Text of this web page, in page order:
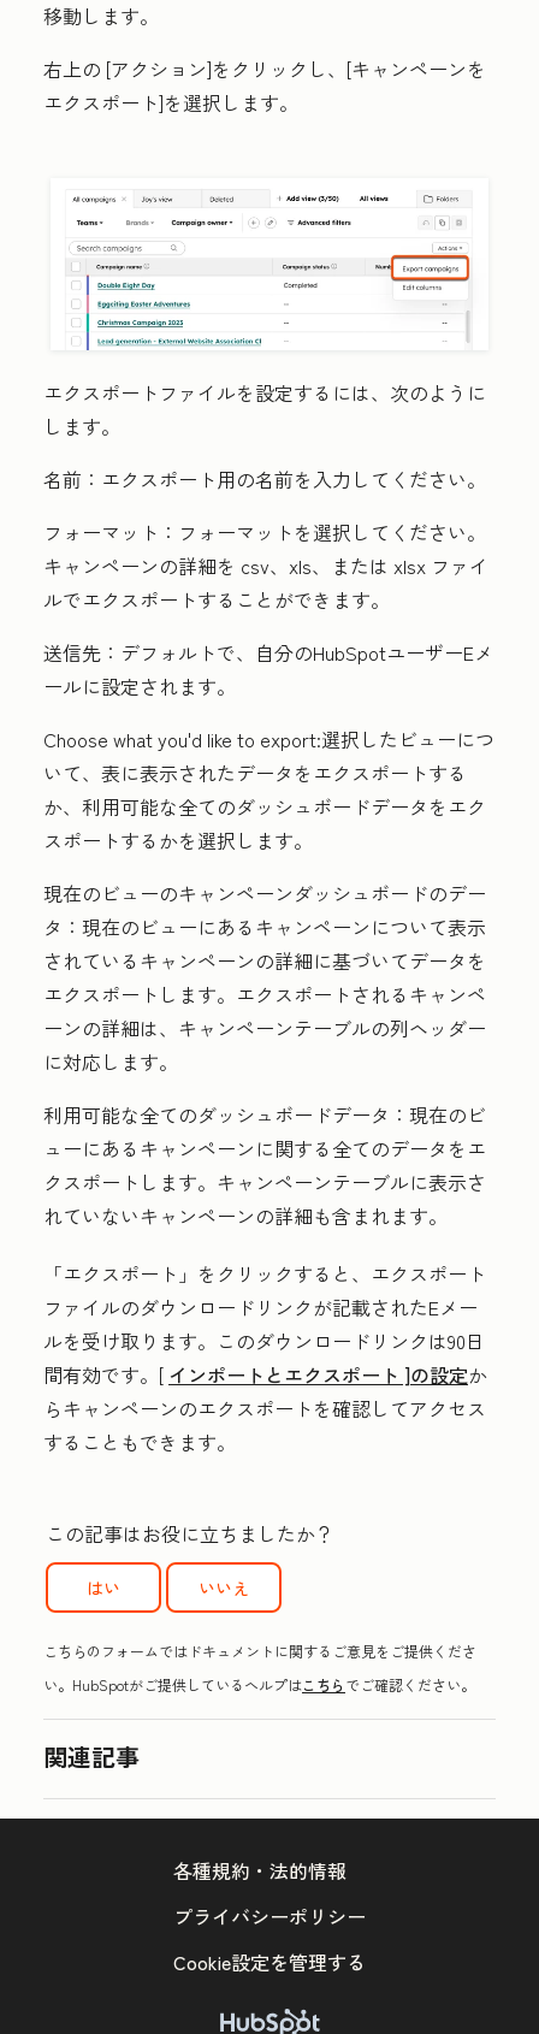
移動します。
右上の [アクション]をクリックし、[キャンペーンを
エクスポート]を選択します。
エクスポートファイルを設定するには、次のように
します。
名前： エクスポート用の名前を入力してください。
フォーマット： フォーマットを選択してください。
キャンペーンの詳細を csv、xls、または xlsx ファイ
ルでエクスポートすることができます。
送信先： デフォルトで、自分のHubSpotユーザーEメ
ールに設定されます。
Choose what you'd like to export:選択したビューにつ
いて、表に表示されたデータをエクスポートする
か、利用可能な全てのダッシュボードデータをエク
スポートするかを選択します。
現在のビューのキャンペーンダッシュボードのデー
タ： 現在のビューにあるキャンペーンについて表示
されているキャンペーンの詳細に基づいてデータを
エクスポートします。エクスポートされるキャンペ
ーンの詳細は、キャンペーンテーブルの列ヘッダー
に対応します。
利用可能な全てのダッシュボードデータ： 現在のビ
ューにあるキャンペーンに関する全てのデータをエ
クスポートします。キャンペーンテーブルに表示さ
れていないキャンペーンの詳細も含まれます。
「エクスポート」 をクリックすると、エクスポート
ファイルのダウンロードリンクが記載されたEメー
ルを受け取ります。このダウンロードリンクは90日
間有効です。[ インポートとエクスポート ]の設定か
らキャンペーンのエクスポートを確認してアクセス
することもできます。
この記事はお役に立ちましたか？
はい いいえ
こちらのフォームではドキュメントに関するご意見をご提供くださ
い。HubSpotがご提供しているヘルプはこちらでご確認ください。
関連記事
各種規約・法的情報
プライバシーポリシー
Cookie設定を管理する